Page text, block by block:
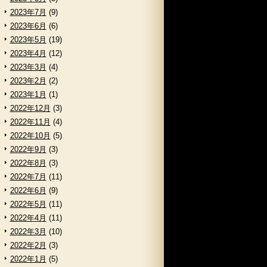
2023年7月 (9)
2023年6月 (6)
2023年5月 (19)
2023年4月 (12)
2023年3月 (4)
2023年2月 (2)
2023年1月 (1)
2022年12月 (3)
2022年11月 (4)
2022年10月 (5)
2022年9月 (3)
2022年8月 (3)
2022年7月 (11)
2022年6月 (9)
2022年5月 (11)
2022年4月 (11)
2022年3月 (10)
2022年2月 (3)
2022年1月 (5)